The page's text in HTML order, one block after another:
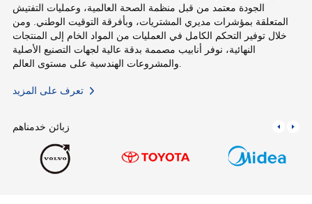
الجودة معتمد من قبل منظمة الصحة العالمية، وعمليات التفتيش
المتعلقة بمؤشرات مديري المشتريات، وبأفرقة التوقيت الوطني. ومن
خلال توفير التحكم الكامل في العمليات من المواد الخام إلى المنتجات
النهائية، نوفر أنابيب مصممة بدقة عالية لجهات التصنيع الأصلية
تعرف على المزيد
زبائن خدمناهم